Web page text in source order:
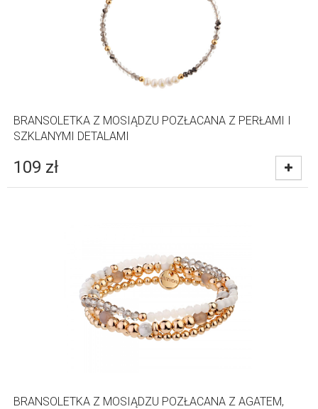
BRANSOLETKA Z MOSIĄDZU POZŁACANA Z PERŁAMI I
SZKLANYMI DETALAMI
109 zł
BRANSOLETKA Z MOSIĄDZU POZŁACANA Z AGATEM,